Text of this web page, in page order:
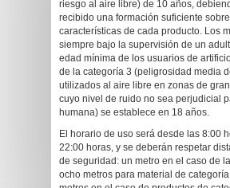
riesgo al aire libre) de 10 años,
recibido una formación suficiente
características de cada producto. Los
siempre bajo la supervisión de un
edad mínima de los usuarios de
de la categoría 3 (peligrosidad media
utilizados al aire libre en zonas de
cuyo nivel de ruido no sea perjudicial
humana) se establece en 18 años.
El horario de uso será desde las 8:00
22:00 horas, y se deberán respetar
de seguridad: un metro en el caso de
ocho metros para material de